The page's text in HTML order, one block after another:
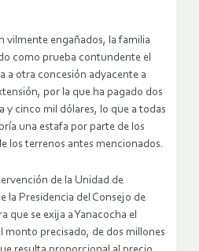
vilmente engañados, la familia
como prueba contundente el
a otra concesión adyacente a
por la que ha pagado dos
y cinco mil dólares, lo que a todas
una estafa por parte de los
los terrenos antes mencionados.
de la Unidad de
la Presidencia del Consejo de
que se exija a Yanacocha el
monto precisado, de dos millones